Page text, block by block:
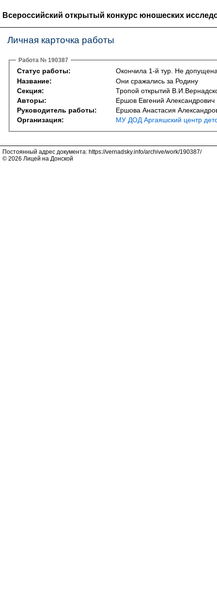
Всероссийский открытый конкурс юношеских
Личная карточка работы
Работа № 190387
Статус работы:
Окончила 1-й тур. Не
Название:
Они сражались за Родину
Секция:
Тропой открытий
Авторы:
Ершов Евгений Александрович
Руководитель работы:
Ершова Анастасия
Организация:
МУ ДОД Аргаяшский центр
Постоянный адрес документа: https://vernadsky.info/archive/work/190387/
© 2026 Лицей на Донской